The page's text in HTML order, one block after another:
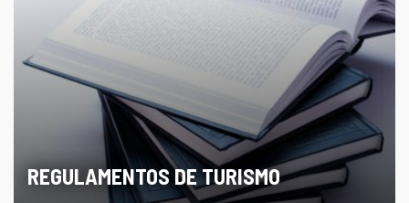
REGULAMENTOS DE TURISMO